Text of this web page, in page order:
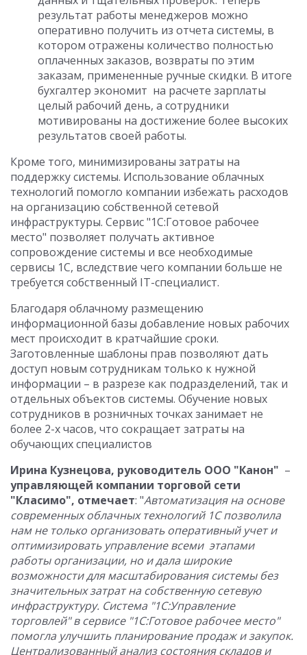
результат работы менеджеров можно
оперативно получить из отчета системы, в
котором отражены количество полностью
оплаченных заказов, возвраты по этим
заказам, примененные ручные скидки. В итоге
бухгалтер экономит на расчете зарплаты
целый рабочий день, а сотрудники
мотивированы на достижение более высоких
результатов своей работы.
Кроме того, минимизированы затраты на
поддержку системы. Использование облачных
технологий помогло компании избежать расходов
на организацию собственной сетевой
инфраструктуры. Сервис "1С:Готовое рабочее
место" позволяет получать активное
сопровождение системы и все необходимые
сервисы 1С, вследствие чего компании больше не
требуется собственный IT-специалист.
Благодаря облачному размещению
информационной базы добавление новых рабочих
мест происходит в кратчайшие сроки.
Заготовленные шаблоны прав позволяют дать
доступ новым сотрудникам только к нужной
информации – в разрезе как подразделений, так и
отдельных объектов системы. Обучение новых
сотрудников в розничных точках занимает не
более 2-х часов, что сокращает затраты на
обучающих специалистов
Ирина Кузнецова, руководитель ООО "Канон" –
управляющей компании торговой сети
"Класимо", отмечает: "Автоматизация на основе
современных облачных технологий 1С позволила
нам не только организовать оперативный учет и
оптимизировать управление всеми этапами
работы организации, но и дала широкие
возможности для масштабирования системы без
значительных затрат на собственную сетевую
инфраструктуру. Система "1С:Управление
торговлей" в сервисе "1С:Готовое рабочее место"
помогла улучшить планирование продаж и закупок.
Централизованный анализ состояния складов и